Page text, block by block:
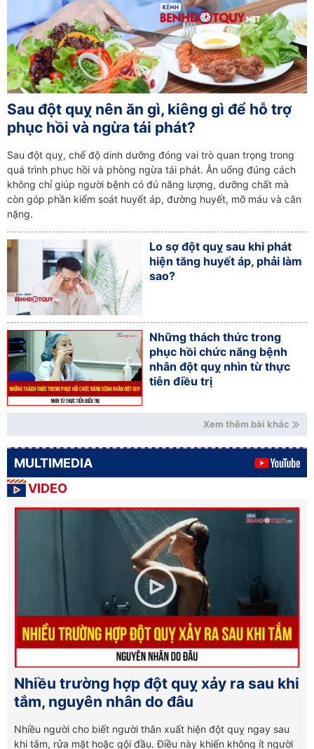
Sau đột quỵ nên ăn gì, kiêng gì để hỗ trợ
phục hồi và ngừa tái phát?
Sau đột quỵ, chế độ dinh dưỡng đóng vai trò quan trọng trong
quá trình phục hồi và phòng ngừa tái phát. Ăn uống đúng cách
không chỉ giúp người bệnh có đủ năng lượng, dưỡng chất mà
còn góp phần kiểm soát huyết áp, đường huyết, mỡ máu và cân
nặng.
Lo sợ đột quỵ sau khi phát
hiện tăng huyết áp, phải làm
sao?
Những thách thức trong
phục hồi chức năng bệnh
nhân đột quỵ nhìn từ thực
tiễn điều trị
Xem thêm bài khác
MULTIMEDIA
VIDEO
Nhiều trường hợp đột quỵ xảy ra sau khi
tắm, nguyên nhân do đâu
Nhiều người cho biết người thân xuất hiện đột quỵ ngay sau
khi tắm, rửa mặt hoặc gội đầu. Điều này khiến không ít người